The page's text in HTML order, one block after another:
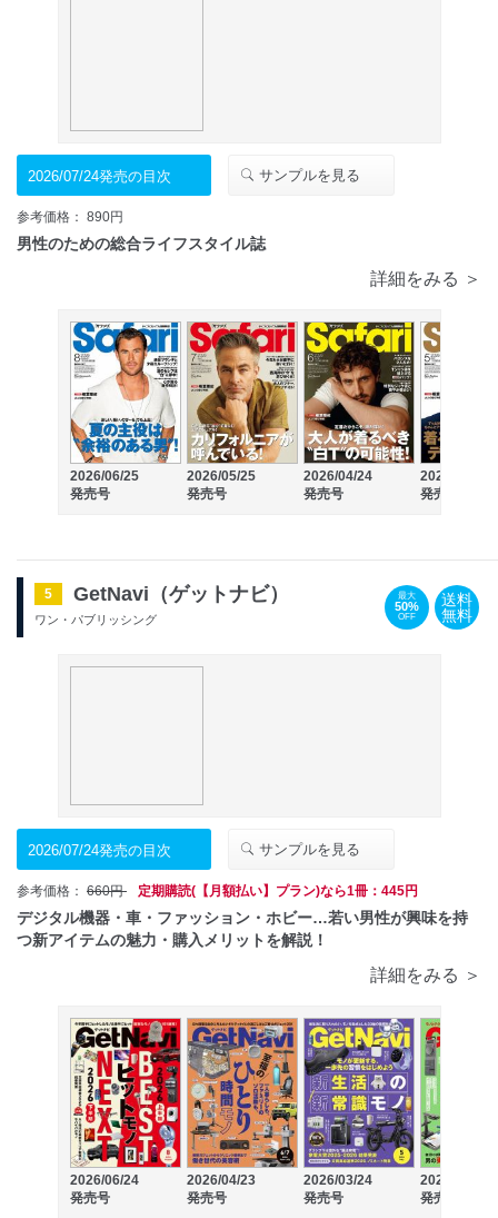
2026/07/24発売の目次 サンプルを見る
参考価格： 890円
男性のための総合ライフスタイル誌
詳細をみる ＞
2026/06/25
発売号
2026/05/25
発売号
2026/04/24
発売号
2026/03/25
発売号
5 GetNavi（ゲットナビ）
ワン・パブリッシング
最大
50%
OFF
送料
無料
2026/07/24発売の目次 サンプルを見る
参考価格： 660円 定期購読(【月額払い】プラン)なら1冊：445円
デジタル機器・車・ファッション・ホビー…若い男性が興味を持
つ新アイテムの魅力・購入メリットを解説！
詳細をみる ＞
2026/06/24
発売号
2026/04/23
発売号
2026/03/24
発売号
2026/02/24
発売号